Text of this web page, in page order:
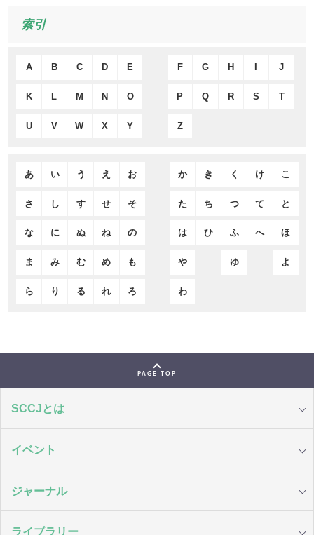
索引
A B C D E F G H J
K L M N O P Q R S T
U V W X Y Z
あ い う え お か き く け こ
さ し す せ そ た ち つ て と
な に ぬ ね の は ひ ふ へ ほ
ま み む め も や ゆ よ
ら り る れ ろ わ
PAGE TOP
SCCJとは
イベント
ジャーナル
ライブラリー